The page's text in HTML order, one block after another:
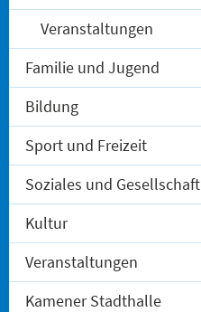
Veranstaltungen
Familie und Jugend
Bildung
Sport und Freizeit
Soziales und Gesellschaft
Kultur
Veranstaltungen
Kamener Stadthalle